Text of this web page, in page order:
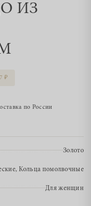
ИЗ
по России
Золото
Кольца помолвочные
Для женщин